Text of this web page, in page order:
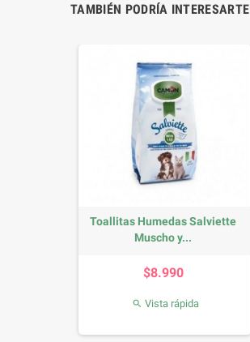
TAMBIÉN PODRÍA INTERESARTE
Toallitas Humedas Salviette
Muscho y...
$8.990
 Vista rápida